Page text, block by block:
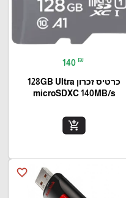
140 ₪
כרטיס זכרון 128GB Ultra
microSDXC 140MB/s
add_shopping_cart
favorite_border